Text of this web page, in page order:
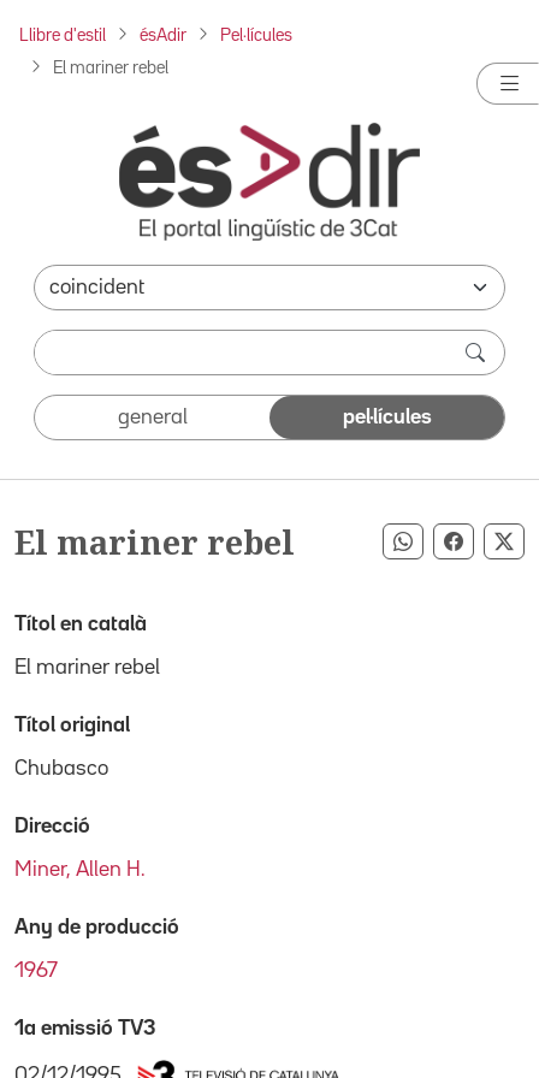
Llibre d'estil ésAdir Pel·lícules
El mariner rebel
general pel·lícules
El mariner rebel Compartir
Títol en català
El mariner rebel
Títol original
Chubasco
Direcció
Miner, Allen H.
Any de producció
1967
1a emissió TV3